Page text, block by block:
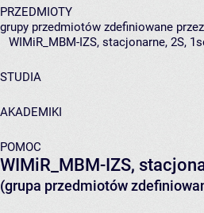
PRZEDMIOTY
grupy przedmiotów zdefiniowane
WIMiR_MBM-IZS, stacjonarne, 2S,
STUDIA
AKADEMIKI
POMOC
WIMiR_MBM-IZS,
(grupa przedmiotów